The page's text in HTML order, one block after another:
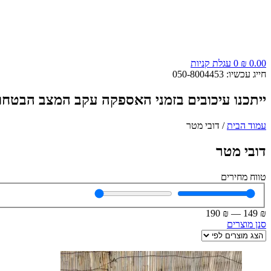
₪ 0.00
0 עגלת קניות
חייג עכשיו: 050-8004453
ייתכנו עיכובים בזמני האספקה עקב המצב
עמוד הבית/ דובי מטר
דובי מטר
טווח מחירים
₪
149
—
₪
190
סנן מוצרים